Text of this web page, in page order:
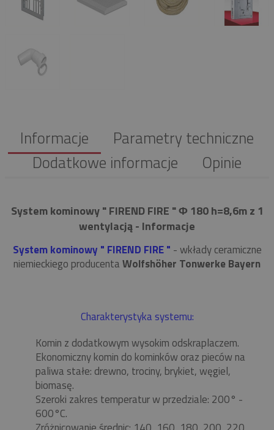
Informacje
Parametry techniczne
Dodatkowe informacje
Opinie
System kominowy " FIREND FIRE " Φ 180 h=8,6m z 1
wentylacją - Informacje
System kominowy " FIREND FIRE " - wkłady ceramiczne
niemieckiego producentaWolfshöher Tonwerke Bayern
Charakterystyka systemu:
Komin z dodatkowym wysokim odskraplaczem.
Ekonomiczny komin do kominków oraz pieców na
paliwa stałe: drewno, trociny, brykiet, węgiel,
biomasę.
Szeroki zakres temperatur w przedziale: 200° -
600°C.